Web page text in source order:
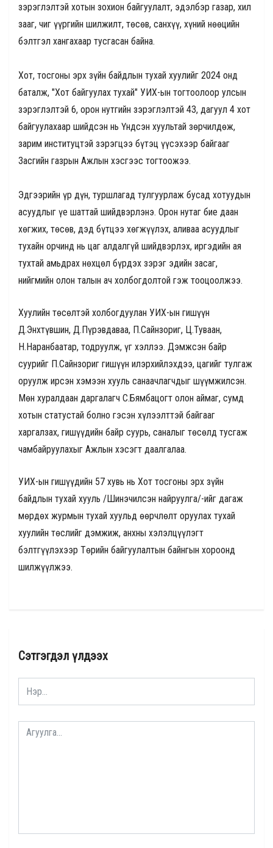
зэрэглэлтэй хотын зохион байгуулалт, эдэлбэр газар, хил
зааг, чиг үүргийн шилжилт, төсөв, санхүү, хүний нөөцийн
бэлтгэл хангахаар тусгасан байна.
Хот, тосгоны эрх зүйн байдлын тухай хуулийг 2024 онд
баталж, "Хот байгуулах тухай" УИХ-ын тогтоолоор улсын
зэрэглэлтэй 6, орон нутгийн зэрэглэлтэй 43, дагуул 4 хот
байгуулахаар шийдсэн нь Үндсэн хуультай зөрчилдөж,
зарим институцтэй зэрэгцээ бүтэц үүсэхээр байгааг
Засгийн газрын Ажлын хэсгээс тогтоожээ.
Эдгээрийн үр дүн, туршлагад тулгуурлаж бусад хотуудын
асуудлыг үе шаттай шийдвэрлэнэ. Орон нутаг бие даан
хөгжих, төсөв, дэд бүтцээ хөгжүүлэх, аливаа асуудлыг
тухайн орчинд нь цаг алдалгүй шийдвэрлэх, иргэдийн ая
тухтай амьдрах нөхцөл бүрдэх зэрэг эдийн засаг,
нийгмийн олон талын ач холбогдолтой гэж тооцоолжээ.
Хуулийн төсөлтэй холбогдуулан УИХ-ын гишүүн
Д.Энхтүвшин, Д.Пүрэвдаваа, П.Сайнзориг, Ц.Туваан,
Н.Наранбаатар, тодруулж, үг хэллээ. Дэмжсэн байр
суурийг П.Сайнзориг гишүүн илэрхийлэхдээ, цагийг тулгаж
оруулж ирсэн хэмээн хууль санаачлагчдыг шүүмжилсэн.
Мөн хуралдаан даргалагч С.Бямбацогт олон аймаг, сумд
хотын статустай болно гэсэн хүлээлттэй байгааг
харгалзах, гишүүдийн байр суурь, саналыг төсөлд тусгаж
чамбайруулахыг Ажлын хэсэгт даалгалаа.
УИХ-ын гишүүдийн 57 хувь нь Хот тосгоны эрх зүйн
байдлын тухай хууль /Шинэчилсэн найруулга/-ийг дагаж
мөрдөх журмын тухай хуульд өөрчлөлт оруулах тухай
хуулийн төслийг дэмжиж, анхны хэлэлцүүлэгт
бэлтгүүлэхээр Төрийн байгуулалтын байнгын хороонд
шилжүүлжээ.
Сэтгэгдэл үлдээх